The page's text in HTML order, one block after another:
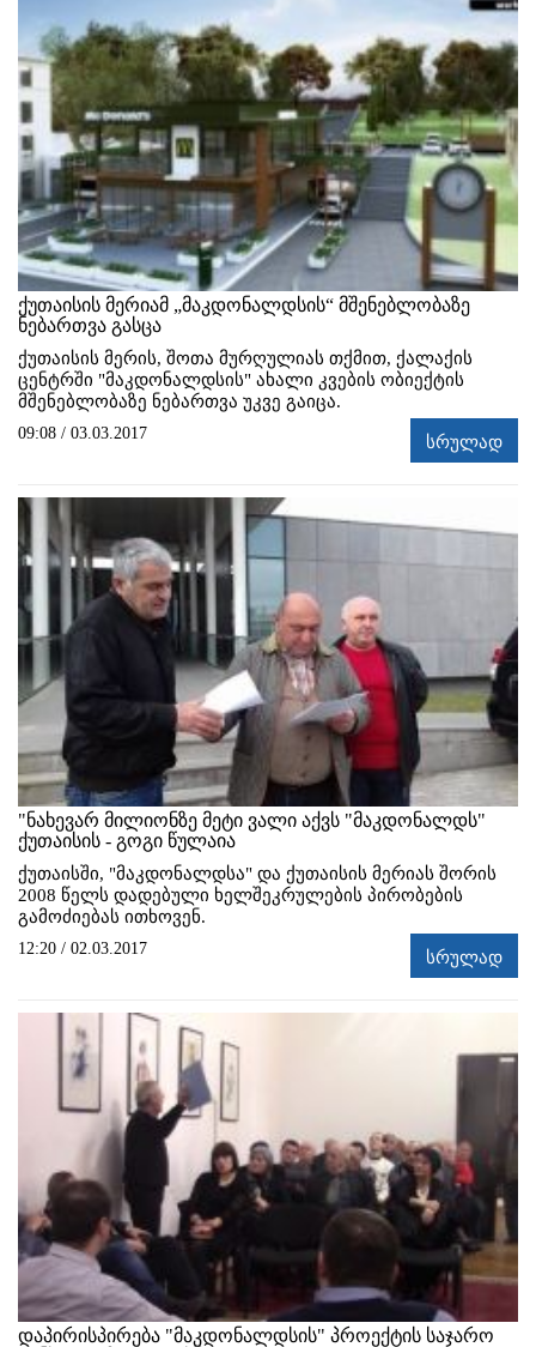
ქუთაისის მერიამ „მაკდონალდსის“ მშენებლობაზე
ნებართვა გასცა
ქუთაისის მერის, შოთა მურღულიას თქმით, ქალაქის
ცენტრში "მაკდონალდსის" ახალი კვების ობიექტის
მშენებლობაზე ნებართვა უკვე გაიცა.
09:08 / 03.03.2017 სრულად
"ნახევარ მილიონზე მეტი ვალი აქვს "მაკდონალდს"
ქუთაისის - გოგი წულაია
ქუთაისში, "მაკდონალდსა" და ქუთაისის მერიას შორის
2008 წელს დადებული ხელშეკრულების პირობების
გამოძიებას ითხოვენ.
12:20 / 02.03.2017 სრულად
დაპირისპირება "მაკდონალდსის" პროექტის საჯარო